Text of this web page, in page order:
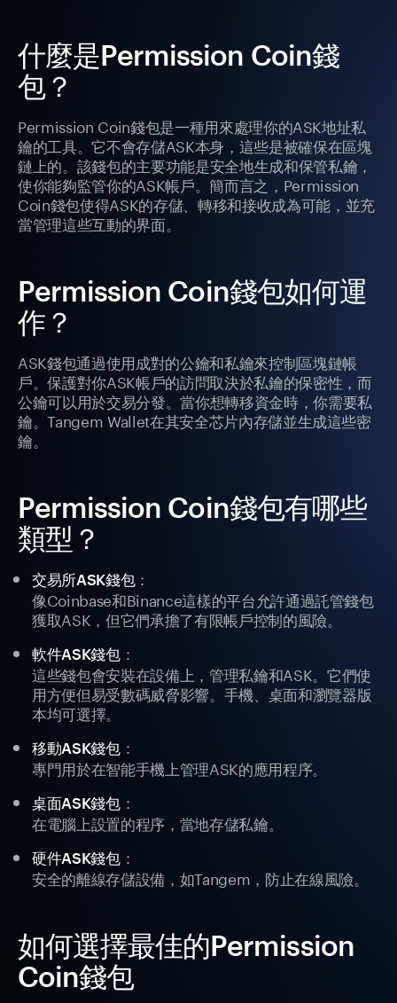
什麼是Permission Coin錢
包？
Permission Coin錢包是一種用來處理你的ASK地址私
鑰的工具。它不會存儲ASK本身，這些是被確保在區塊
鏈上的。該錢包的主要功能是安全地生成和保管私鑰，
使你能夠監管你的ASK帳戶。簡而言之，Permission
Coin錢包使得ASK的存儲、轉移和接收成為可能，並充
當管理這些互動的界面。
Permission Coin錢包如何運
作？
ASK錢包通過使用成對的公鑰和私鑰來控制區塊鏈帳
戶。保護對你ASK帳戶的訪問取決於私鑰的保密性，而
公鑰可以用於交易分發。當你想轉移資金時，你需要私
鑰。Tangem Wallet在其安全芯片內存儲並生成這些密
鑰。
Permission Coin錢包有哪些
類型？
交易所ASK錢包：
像Coinbase和Binance這樣的平台允許通過託管錢包
獲取ASK，但它們承擔了有限帳戶控制的風險。
軟件ASK錢包：
這些錢包會安裝在設備上，管理私鑰和ASK。它們使
用方便但易受數碼威脅影響。手機、桌面和瀏覽器版
本均可選擇。
移動ASK錢包：
專門用於在智能手機上管理ASK的應用程序。
桌面ASK錢包：
在電腦上設置的程序，當地存儲私鑰。
硬件ASK錢包：
安全的離線存儲設備，如Tangem，防止在線風險。
如何選擇最佳的Permission
Coin錢包